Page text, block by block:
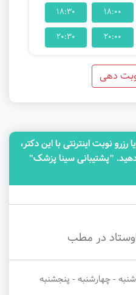
18:00
18:30
20:00
20:30
دهی
نوبت اینترنتی با این دکتر،
پیام دهید. "پشتیبانی سینا پزشک"
در مطب
- چهارشنبه - پنجشنبه